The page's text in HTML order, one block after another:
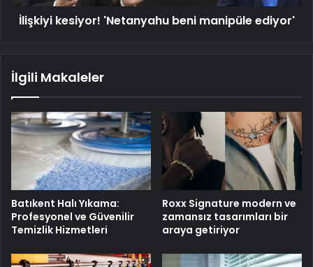
İlişkiyi kesiyor! 'Netanyahu beni manipüle ediyor'
İlgili Makaleler
Batıkent Halı Yıkama:
Profesyonel ve Güvenilir
Temizlik Hizmetleri
Roxx Signature modern ve
zamansız tasarımları bir
araya getiriyor